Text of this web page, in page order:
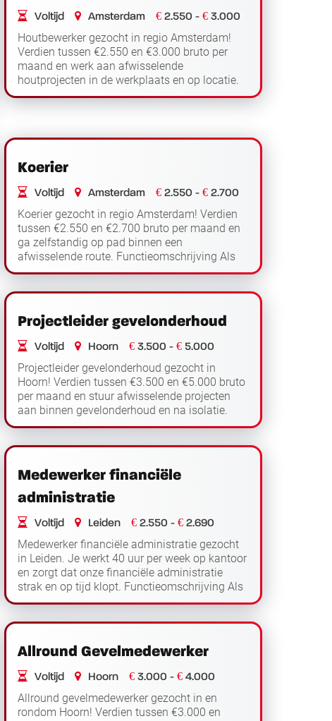
Voltijd Amsterdam € 2.550 - € 3.000
Houtbewerker gezocht in regio Amsterdam!
Verdien tussen €2.550 en €3.000 bruto per
maand en werk aan afwisselende
houtprojecten in de werkplaats en op locatie.
Functieomschrijving Als houtbewerker werk je
Koerier
Voltijd Amsterdam € 2.550 - € 2.700
Koerier gezocht in regio Amsterdam! Verdien
tussen €2.550 en €2.700 bruto per maand en
ga zelfstandig op pad binnen een
afwisselende route. Functieomschrijving Als
koerier werk je in regio Amsterdam en ben je
Projectleider gevelonderhoud
Voltijd Hoorn € 3.500 - € 5.000
Projectleider gevelonderhoud gezocht in
Hoorn! Verdien tussen €3.500 en €5.000 bruto
per maand en stuur afwisselende projecten
aan binnen gevelonderhoud en na isolatie.
Functieomschrijving Als projectleider
Medewerker financiële
administratie
Voltijd Leiden € 2.550 - € 2.690
Medewerker financiële administratie gezocht
in Leiden. Je werkt 40 uur per week op kantoor
en zorgt dat onze financiële administratie
strak en op tijd klopt. Functieomschrijving Als
medewerker financiële administratie ... Lees
verder
Allround Gevelmedewerker
Voltijd Hoorn € 3.000 - € 4.000
Allround gevelmedewerker gezocht in en
rondom Hoorn! Verdien tussen €3.000 en